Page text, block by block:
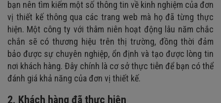
bạn nên tìm kiếm một số thông tin về kinh nghiệm của đơn
vị thiết kế thông qua các trang web mà họ đã từng thực
hiện. Một công ty với thâm niên hoạt động lâu năm chắc
chắn sẽ có thương hiệu trên thị trường, đồng thời đảm
bảo được sự chuyên nghiệp, ổn định và tạo được lòng tin
nơi khách hàng. Đây chính là cơ sở thực tiễn để bạn có thể
đánh giá khả năng của đơn vị thiết kế.
2. Khách hàng đã thực hiện